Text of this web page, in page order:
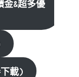
金&超多優
載)